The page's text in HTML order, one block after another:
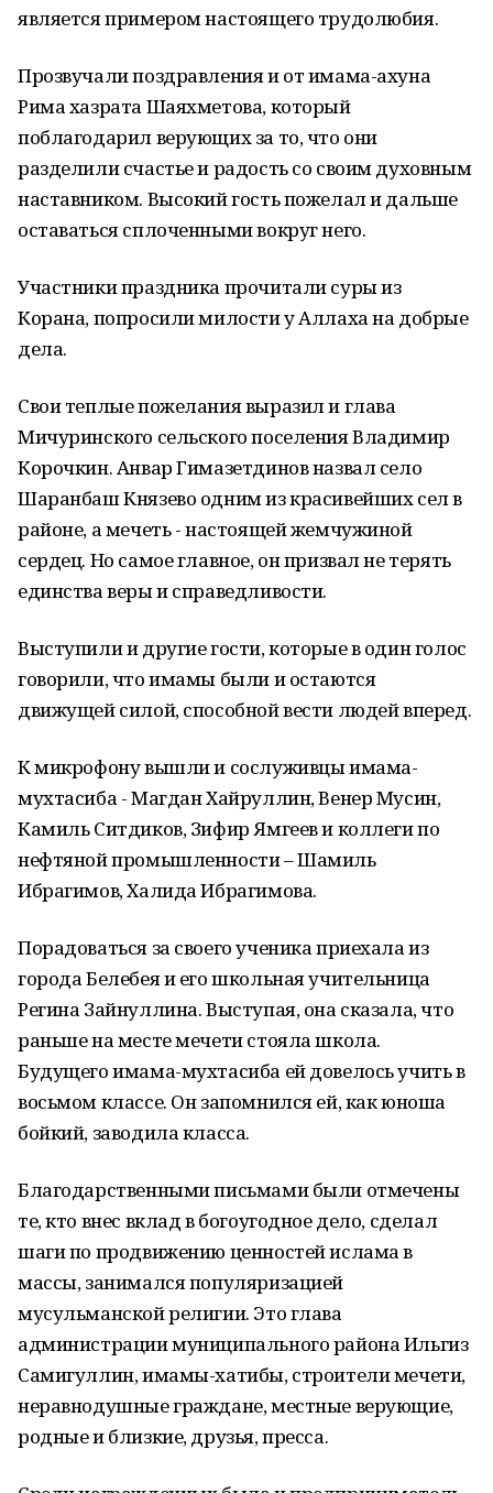
является примером настоящего трудолюбия.
Прозвучали поздравления и от имама-ахуна
Рима хазрата Шаяхметова, который
поблагодарил верующих за то, что они
разделили счастье и радость со своим духовным
наставником. Высокий гость пожелал и дальше
оставаться сплоченными вокруг него.
Участники праздника прочитали суры из
Корана, попросили милости у Аллаха на добрые
дела.
Свои теплые пожелания выразил и глава
Мичуринского сельского поселения Владимир
Корочкин. Анвар Гимазетдинов назвал село
Шаранбаш Князево одним из красивейших сел в
районе, а мечеть - настоящей жемчужиной
сердец. Но самое главное, он призвал не терять
единства веры и справедливости.
Выступили и другие гости, которые в один голос
говорили, что имамы были и остаются
движущей силой, способной вести людей вперед.
К микрофону вышли и сослуживцы имама-
мухтасиба - Магдан Хайруллин, Венер Мусин,
Камиль Ситдиков, Зифир Ямгеев и коллеги по
нефтяной промышленности – Шамиль
Ибрагимов, Халида Ибрагимова.
Порадоваться за своего ученика приехала из
города Белебея и его школьная учительница
Регина Зайнуллина. Выступая, она сказала, что
раньше на месте мечети стояла школа.
Будущего имама-мухтасиба ей довелось учить в
восьмом классе. Он запомнился ей, как юноша
бойкий, заводила класса.
Благодарственными письмами были отмечены
те, кто внес вклад в богоугодное дело, сделал
шаги по продвижению ценностей ислама в
массы, занимался популяризацией
мусульманской религии. Это глава
администрации муниципального района Ильгиз
Самигуллин, имамы-хатибы, строители мечети,
неравнодушные граждане, местные верующие,
родные и близкие, друзья, пресса.